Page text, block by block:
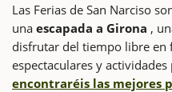
Las Ferias de San Narciso
una escapada a Girona ,
disfrutar del tiempo libre en
espectaculares y
encontraréis las mejores